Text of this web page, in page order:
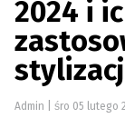
2024 i
Admin śro 05 lutego